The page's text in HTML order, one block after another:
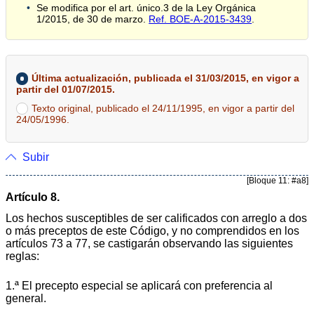
Se modifica por el art. único.3 de la Ley Orgánica
1/2015, de 30 de marzo. Ref. BOE-A-2015-3439
Última actualización, publicada el 31/03/2015, en vigor a
partir del 01/07/2015.
Texto original, publicado el 24/11/1995, en vigor a partir del
24/05/1996.
Subir
[Bloque 11: #a8]
Artículo 8.
Los hechos susceptibles de ser calificados con arreglo a dos
o más preceptos de este Código, y no comprendidos en los
artículos 73 a 77, se castigarán observando las siguientes
reglas:
1.ª El precepto especial se aplicará con preferencia al
general.